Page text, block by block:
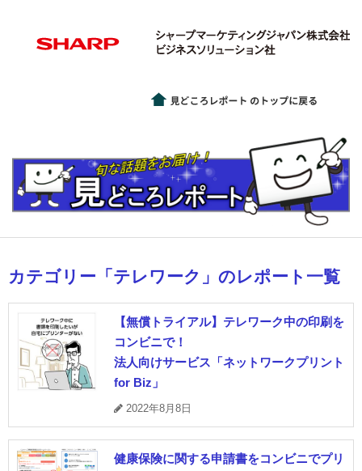
カテゴリー「テレワーク」のレポート一覧
【無償トライアル】テレワーク中の印刷を
コンビニで！
法人向けサービス「ネットワークプリント
for Biz」
2022年8月8日
健康保険に関する申請書をコンビニでプリ